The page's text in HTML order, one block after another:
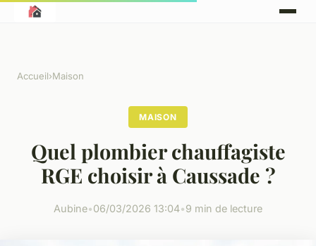
Accueil›Maison
MAISON
Quel plombier chauffagiste
RGE choisir à Caussade ?
Aubine•06/03/2026 13:04•9 min de lecture